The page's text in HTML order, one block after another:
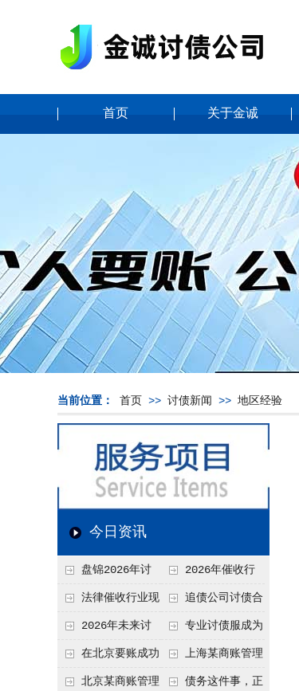
首页 关于金诚
当前位置： 首页 >> 讨债新闻 >> 地区经验
今日资讯
盘锦2026年讨
债新趋势
2026年催收行
业发展现状、竞争格
局及未来趋势分析
法律催收行业现
状、合规痛点与未来
发展趋势深度解析
追债公司讨债合
法方法总结
2026年未来讨
债要账公司发展趋势
专业讨债服成为
2026年的发展趋势
在北京要账成功
率高吗？未来追账公
上海某商账管理
机构聚焦合规服务
北京某商账管理 债务这件事，正